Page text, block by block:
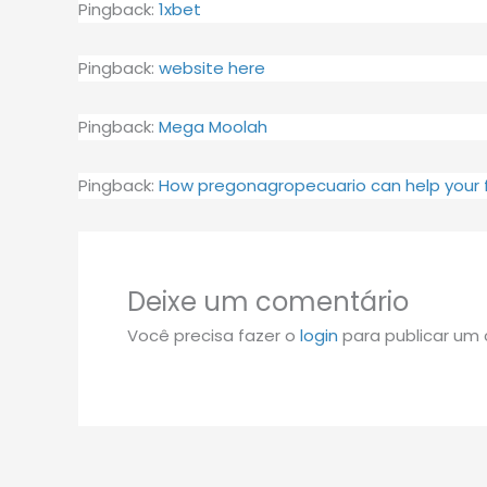
Pingback: 1xbet
Pingback: website here
Pingback: Mega Moolah
Pingback: How pregonagropecuario can help your
Deixe um comentário
Você precisa fazer o login para publicar um